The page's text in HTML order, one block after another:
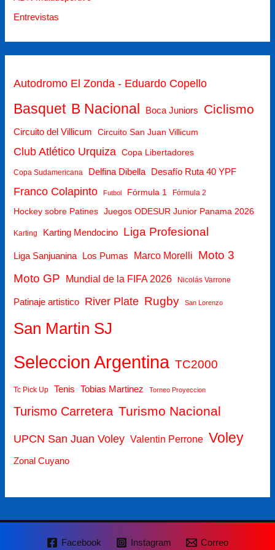
Entrevistas
Autodromo El Zonda - Eduardo Copello
Basquet B Nacional Boca Juniors Ciclismo
Circuito del Villicum Circuito San Juan Villicum
Club Atlético Urquiza Copa Libertadores
Copa Sudamericana Delfina Dibella Desafío Ruta 40 YPF
Franco Colapinto Futbol Fórmula 1 Fórmula 2
Hockey sobre Patines Juegos ODESUR Junior Panama 2026
Karting Karting Mendocino Liga Profesional
Liga Sanjuanina Los Pumas Marco Morelli
Moto 3
Moto GP
Mundial de la FIFA 2026 Nicolás Varrone
Patinaje artistico River Plate Rugby San Lorenzo
San Martin SJ
Seleccion Argentina TC2000
Tc Pick Up Tenis Tobias Martinez Torneo Proyeccion
Turismo Carretera Turismo Nacional
UPCN San Juan Voley Valentin Perrone Voley
Zonal Cuyano
Facebook Instagram Correo